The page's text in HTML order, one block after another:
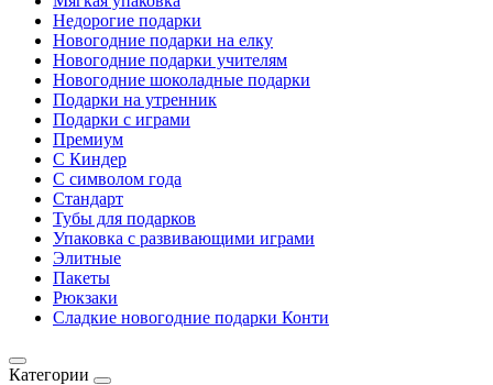
Недорогие подарки
Новогодние подарки на елку
Новогодние подарки учителям
Новогодние шоколадные подарки
Подарки на утренник
Подарки с играми
Премиум
С Киндер
С символом года
Стандарт
Тубы для подарков
Упаковка с развивающими играми
Элитные
Пакеты
Рюкзаки
Сладкие новогодние подарки Конти
Категории